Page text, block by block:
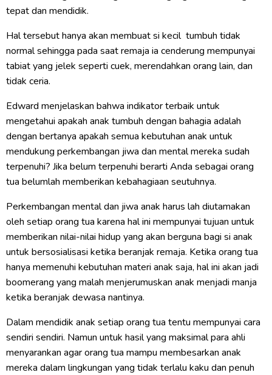
tepat dan mendidik.
Hal tersebut hanya akan membuat si kecil tumbuh tidak
normal sehingga pada saat remaja ia cenderung mempunyai
tabiat yang jelek seperti cuek, merendahkan orang lain, dan
tidak ceria.
Edward menjelaskan bahwa indikator terbaik untuk
mengetahui apakah anak tumbuh dengan bahagia adalah
dengan bertanya apakah semua kebutuhan anak untuk
mendukung perkembangan jiwa dan mental mereka sudah
terpenuhi? Jika belum terpenuhi berarti Anda sebagai orang
tua belumlah memberikan kebahagiaan seutuhnya.
Perkembangan mental dan jiwa anak harus lah diutamakan
oleh setiap orang tua karena hal ini mempunyai tujuan untuk
memberikan nilai-nilai hidup yang akan berguna bagi si anak
untuk bersosialisasi ketika beranjak remaja. Ketika orang tua
hanya memenuhi kebutuhan materi anak saja, hal ini akan jadi
boomerang yang malah menjerumuskan anak menjadi manja
ketika beranjak dewasa nantinya.
Dalam mendidik anak setiap orang tua tentu mempunyai cara
sendiri sendiri. Namun untuk hasil yang maksimal para ahli
menyarankan agar orang tua mampu membesarkan anak
mereka dalam lingkungan yang tidak terlalu kaku dan penuh